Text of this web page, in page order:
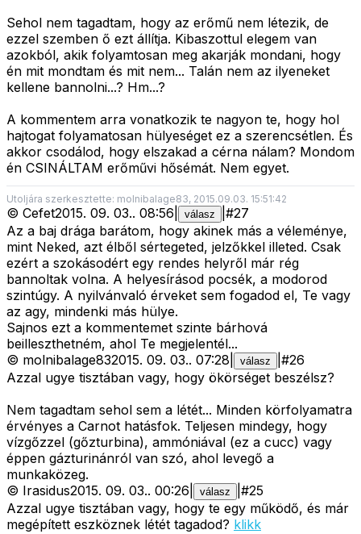
Sehol nem tagadtam, hogy az erőmű nem létezik, de
ezzel szemben ő ezt állítja. Kibaszottul elegem van
azokból, akik folyamtosan meg akarják mondani, hogy
én mit mondtam és mit nem... Talán nem az ilyeneket
kellene bannolni...? Hm...?
A kommentem arra vonatkozik te nagyon te, hogy hol
hajtogat folyamatosan hülyeséget ez a szerencsétlen. És
akkor csodálod, hogy elszakad a cérna nálam? Mondom
én CSINÁLTAM erőművi hősémát. Nem egyet.
Utoljára szerkesztette: molnibalage83, 2015.09.03. 15:51:42
© Cefet2015. 09. 03.. 08:56 válasz #27
Az a baj drága barátom, hogy akinek más a véleménye,
mint Neked, azt élből sértegeted, jelzőkkel illeted. Csak
ezért a szokásodért egy rendes helyről már rég
bannoltak volna. A helyesírásod pocsék, a modorod
szintúgy. A nyilvánvaló érveket sem fogadod el, Te vagy
az agy, mindenki más hülye.
Sajnos ezt a kommentemet szinte bárhová
beilleszthetném, ahol Te megjelentél...
© molnibalage832015. 09. 03.. 07:28 válasz #26
Azzal ugye tisztában vagy, hogy ökörséget beszélsz?
Nem tagadtam sehol sem a létét... Minden körfolyamatra
érvényes a Carnot hatásfok. Teljesen mindegy, hogy
vízgőzzel (gőzturbina), ammóniával (ez a cucc) vagy
éppen gázturinánról van szó, ahol levegő a
munkaközeg.
© Irasidus2015. 09. 03.. 00:26 válasz #25
Azzal ugye tisztában vagy, hogy te egy működő, és már
megépített eszköznek létét tagadod? klikk